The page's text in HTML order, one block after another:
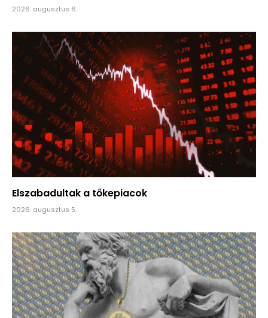
2026. augusztus 6.
Elszabadultak a tőkepiacok
2026. augusztus 5.